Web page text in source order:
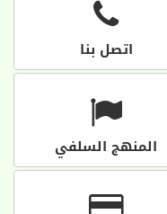
اتصل بنا
المنهج السلفي